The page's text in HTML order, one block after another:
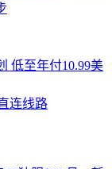
低至年付10.99美
连线路